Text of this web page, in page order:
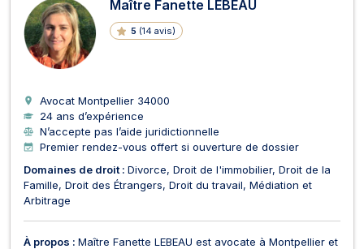
Maître Fanette LEBEAU
5 (14 avis)
Avocat Montpellier 34000
24 ans d’expérience
N’accepte pas l’aide juridictionnelle
Premier rendez-vous offert si ouverture de dossier
Domaines de droit : Divorce Droit de l'immobilier Droit de la
Famille Droit des Étrangers Droit du travail Médiation et
Arbitrage
À propos : Maître Fanette LEBEAU est avocate à Montpellier et